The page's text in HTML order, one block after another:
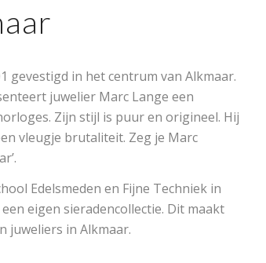
gevestigd in het centrum van Alkmaar.
juwelier Marc Lange een
Zijn stijl is puur en origineel. Hij
vleugje brutaliteit. Zeg je Marc
Edelsmeden en Fijne Techniek in
eigen sieradencollectie. Dit maakt
juweliers in Alkmaar.